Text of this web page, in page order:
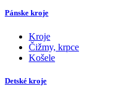
Pánske kroje
Kroje
Čižmy, krpce
Košele
Detské kroje